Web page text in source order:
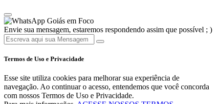
Goiás em Foco
Envie sua mensagem, estaremos respondendo assim que possível ; )
Termos de Uso e Privacidade
Esse site utiliza cookies para melhorar sua experiência de
navegação. Ao continuar o acesso, entendemos que você concorda
com nossos Termos de Uso e Privacidade.